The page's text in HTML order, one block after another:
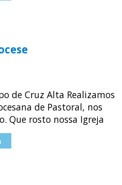
de Cruz Alta Realizamos
de Pastoral, nos
Que rosto nossa Igreja